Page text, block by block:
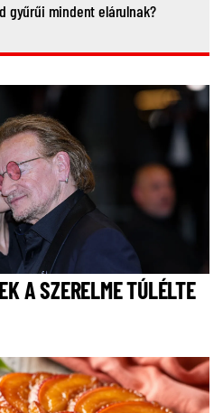
gyűrűi mindent elárulnak?
A SZERELME TÚLÉLTE